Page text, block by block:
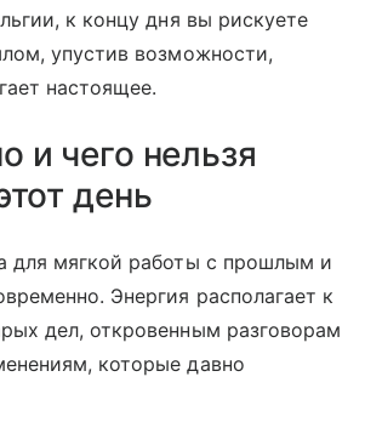
к концу дня вы рискуете
упустив возможности,
настоящее.
и чего нельзя
день
для мягкой работы с прошлым и
Энергия располагает к
дел, откровенным разговорам
которые давно